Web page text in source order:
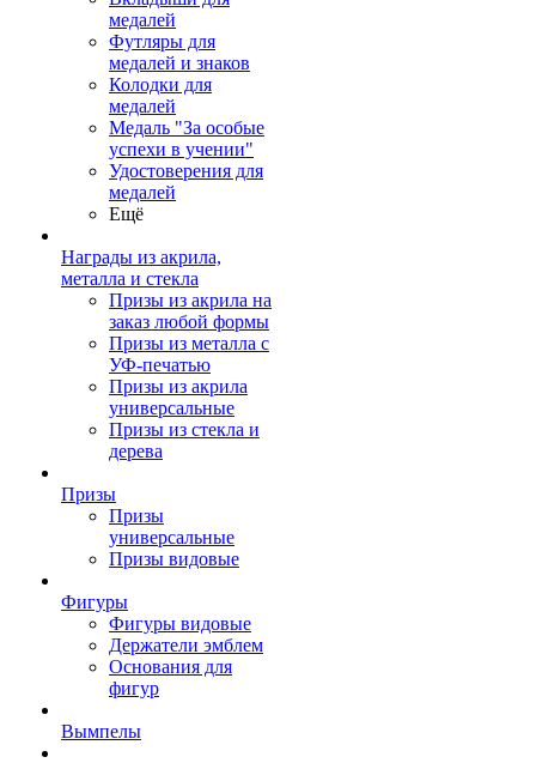
медалей
Футляры для
медалей и знаков
Колодки для
медалей
Медаль "За особые
успехи в учении"
Удостоверения для
медалей
Ещё
Награды из акрила,
металла и стекла
Призы из акрила на
заказ любой формы
Призы из металла с
УФ-печатью
Призы из акрила
универсальные
Призы из стекла и
дерева
Призы
Призы
универсальные
Призы видовые
Фигуры
Фигуры видовые
Держатели эмблем
Основания для
фигур
Вымпелы